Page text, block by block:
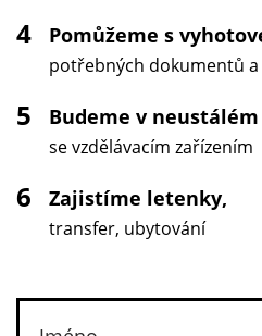
4 Pomůžeme s
potřebných dokumentů a
5 Budeme v
se vzdělávacím zařízením
6 Zajistíme letenky,
transfer, ubytování